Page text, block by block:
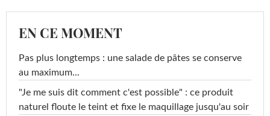
EN CE MOMENT
Pas plus longtemps : une salade de pâtes se conserve
au maximum...
"Je me suis dit comment c'est possible" : ce produit
naturel floute le teint et fixe le maquillage jusqu'au soir